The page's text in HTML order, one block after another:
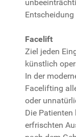
Facelift
Ziel jeden
künstlich
In der
Facelifting
oder
Die
erfrischten